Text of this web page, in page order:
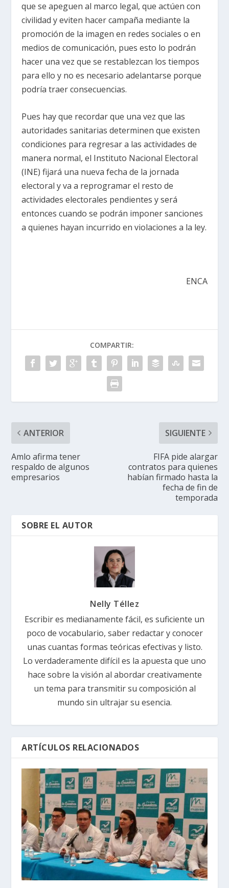
que se apeguen al marco legal, que actúen con
civilidad y eviten hacer campaña mediante la
promoción de la imagen en redes sociales o en
medios de comunicación, pues esto lo podrán
hacer una vez que se restablezcan los tiempos
para ello y no es necesario adelantarse porque
podría traer consecuencias.
Pues hay que recordar que una vez que las
autoridades sanitarias determinen que existen
condiciones para regresar a las actividades de
manera normal, el Instituto Nacional Electoral
(INE) fijará una nueva fecha de la jornada
electoral y va a reprogramar el resto de
actividades electorales pendientes y será
entonces cuando se podrán imponer sanciones
a quienes hayan incurrido en violaciones a la ley.
ENCA
COMPARTIR:
ANTERIOR
Amlo afirma tener
respaldo de algunos
empresarios
SIGUIENTE
FIFA pide alargar
contratos para quienes
habían firmado hasta la
fecha de fin de
temporada
SOBRE EL AUTOR
Nelly Téllez
Escribir es medianamente fácil, es suficiente un
poco de vocabulario, saber redactar y conocer
unas cuantas formas teóricas efectivas y listo.
Lo verdaderamente difícil es la apuesta que uno
hace sobre la visión al abordar creativamente
un tema para transmitir su composición al
mundo sin ultrajar su esencia.
ARTÍCULOS RELACIONADOS